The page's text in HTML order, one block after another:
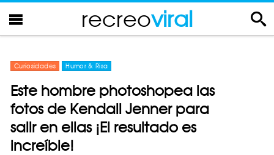
recreoviral
Curiosidades Humor & Risa
Este hombre photoshopea las
fotos de Kendall Jenner para
salir en ellas ¡El resultado es
increíble!